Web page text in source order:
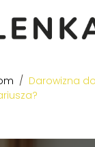
/ Darowizna